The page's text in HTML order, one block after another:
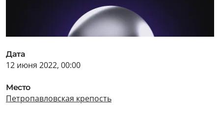
Дата
12 июня 2022, 00:00
Место
Петропавловская крепость